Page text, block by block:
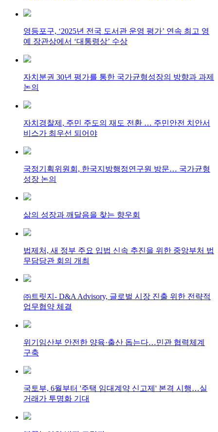
영등포구, ‘2025년 전국 도서관 운영 평가’ 연속 최고 영
예 장관상에서 ‘대통령상’ 수상
자치분권 30년 평가를 통한 국가균형성장의 방향과 과제
논의
자치경찰제, 주민 주도의 재도 전환 … 주민안전 치안서
비스가 최우선 되어야
국정기획위원회, 한국지방행정연구원 방문… 국가균형
성장 논의
삶의 성장과 깨달음을 찾는 향우회
법제처, 새 정부 주요 입법 신속 추진을 위한 중앙부처 법
무담당관 회의 개최
㈜트릿지- D&A Advisory, 글로벌 시장 진출 위한 전략적
업무협약 체결
위기임산부 안전한 양육·출산 돕는다…민관 협력체계
구축
국토부, 6월부터 '주택 임대계약 신고제' 본격 시행…실
거래가 투명화 기대